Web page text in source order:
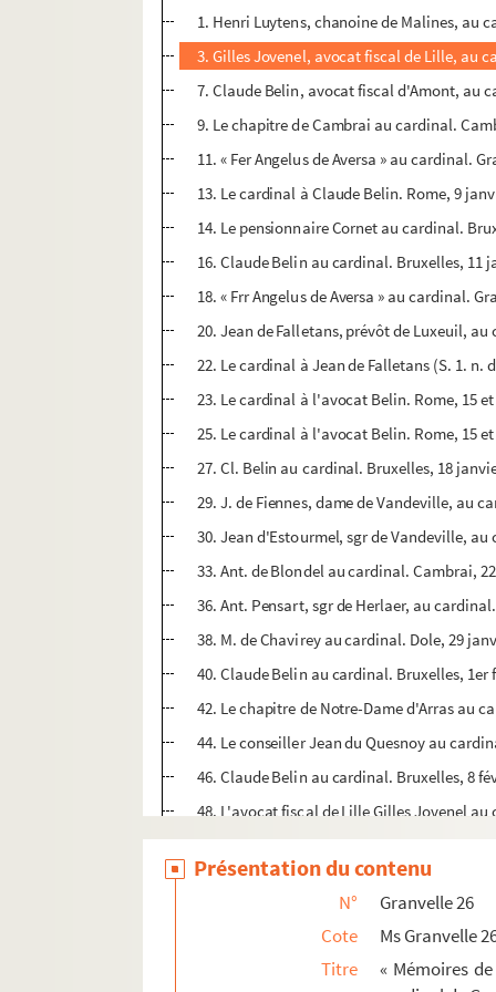
1. Henri Luytens, chanoine de Malines, au
3. Gilles Jovenel, avocat fiscal de Lille, au
7. Claude Belin, avocat fiscal d'Amont, au
9. Le chapitre de Cambrai au cardinal.
11. « Fer Angelus de Aversa » au cardinal.
13. Le cardinal à Claude Belin. Rome, 9
14. Le pensionnaire Cornet au cardinal.
16. Claude Belin au cardinal. Bruxelles, 11
18. « Frr Angelus de Aversa » au cardinal.
20. Jean de Falletans, prévôt de Luxeuil,
22. Le cardinal à Jean de Falletans (S. 1. n.
23. Le cardinal à l'avocat Belin. Rome, 15
25. Le cardinal à l'avocat Belin. Rome, 15
27. Cl. Belin au cardinal. Bruxelles, 18
29. J. de Fiennes, dame de Vandeville, au
30. Jean d'Estourmel, sgr de Vandeville,
33. Ant. de Blondel au cardinal. Cambrai,
36. Ant. Pensart, sgr de Herlaer, au
38. M. de Chavirey au cardinal. Dole, 29
40. Claude Belin au cardinal. Bruxelles, 1er
42. Le chapitre de Notre-Dame d'Arras au
44. Le conseiller Jean du Quesnoy au
46. Claude Belin au cardinal. Bruxelles, 8
48. L'avocat fiscal de Lille Gilles Jovenel
50. Le cardinal à Cl. Belin. Rome, 14 février
51. De Malpas, maître d'hôtel du cardinal,
53. Arnould de Gottignies au cardinal.
55. Cl. Belin au cardinal. Bruxelles, 15
58. Cl. de Chavirey au cardinal. Salins, 17
Présentation du contenu
N°
Granvelle 26
Cote
Ms Granvelle
Titre
« Mémoires